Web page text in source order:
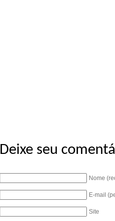
Deixe seu
Nome
E-mail
Site